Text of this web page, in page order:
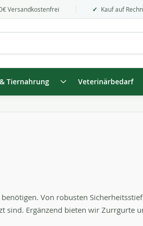
Versandkostenfrei Kauf auf
Tiernahrung Veterinärbedarf
Von robusten
sind. Ergänzend bieten wir Zurrgurte